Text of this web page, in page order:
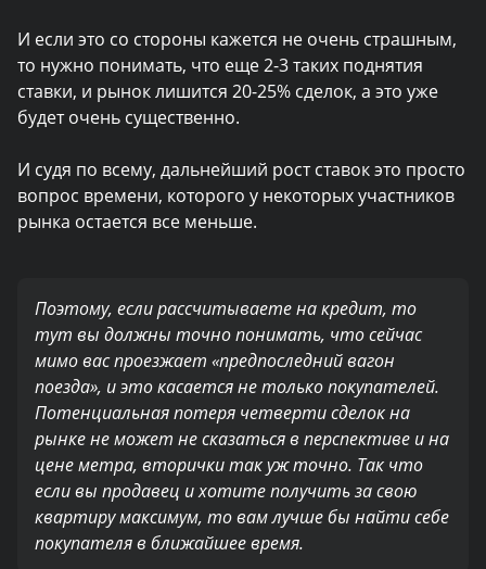
И если это со стороны кажется не очень страшным,
то нужно понимать, что еще 2-3 таких поднятия
ставки, и рынок лишится 20-25% сделок, а это уже
будет очень существенно.
И судя по всему, дальнейший рост ставок это просто
вопрос времени, которого у некоторых участников
рынка остается все меньше.
Поэтому, если рассчитываете на кредит, то
тут вы должны точно понимать, что сейчас
мимо вас проезжает «предпоследний вагон
поезда», и это касается не только покупателей.
Потенциальная потеря четверти сделок на
рынке не может не сказаться в перспективе и на
цене метра, вторички так уж точно. Так что
если вы продавец и хотите получить за свою
квартиру максимум, то вам лучше бы найти себе
покупателя в ближайшее время.